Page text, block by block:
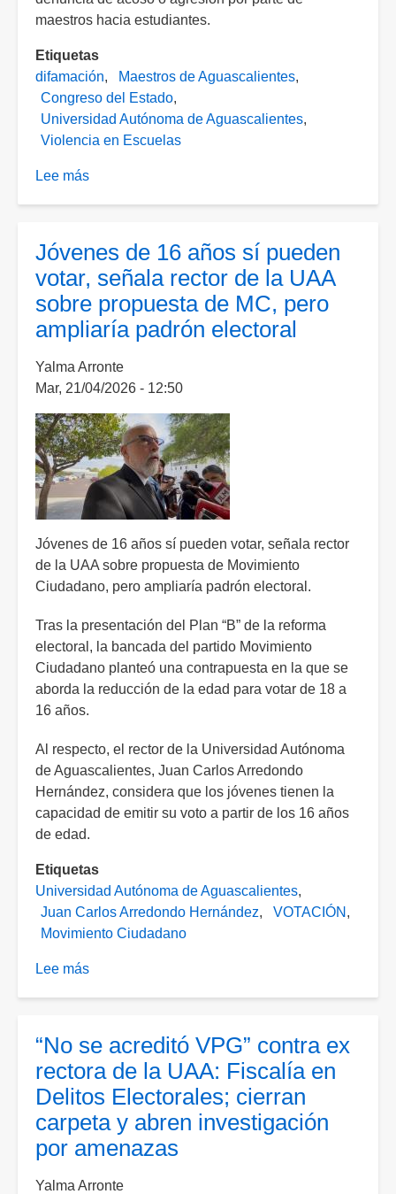
maestros hacia estudiantes.
Etiquetas
difamación
Maestros de Aguascalientes
Congreso del Estado
Universidad Autónoma de Aguascalientes
Violencia en Escuelas
Lee más
denuncias
contra
docentes,
asegura
sobre
propuesta
sanciones
por
difamación
Jóvenes de 16 años sí pueden
votar, señala rector de la UAA
sobre propuesta de MC, pero
ampliaría padrón electoral
Yalma Arronte
Mar, 21/04/2026 - 12:50
Jóvenes de 16 años sí pueden votar, señala rector
de la UAA sobre propuesta de Movimiento
Ciudadano, pero ampliaría padrón electoral.
Tras la presentación del Plan “B” de la reforma
electoral, la bancada del partido Movimiento
Ciudadano planteó una contrapuesta en la que se
aborda la reducción de la edad para votar de 18 a
16 años.
Al respecto, el rector de la Universidad Autónoma
de Aguascalientes, Juan Carlos Arredondo
Hernández, considera que los jóvenes tienen la
capacidad de emitir su voto a partir de los 16 años
de edad.
Etiquetas
Universidad Autónoma de Aguascalientes
Juan Carlos Arredondo Hernández
VOTACIÓN
Movimiento Ciudadano
Lee más
años
sí
pueden
votar,
señala
rector
de
“No se acreditó VPG” contra ex
rectora de la UAA: Fiscalía en
Delitos Electorales; cierran
carpeta y abren investigación
por amenazas
Yalma Arronte